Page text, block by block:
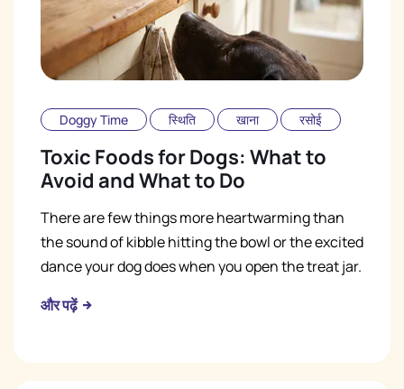
Doggy Time स्थिति खाना रसोई
Toxic Foods for Dogs: What to
Avoid and What to Do
There are few things more heartwarming than
the sound of kibble hitting the bowl or the excited
dance your dog does when you open the treat jar.
और पढ़ें